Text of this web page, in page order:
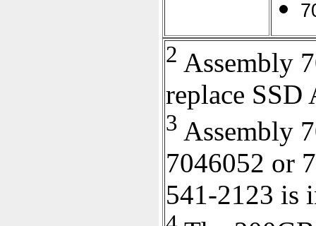
2 Assembly
replace SSD
3 Assembly
7046052 or
541-2123 is